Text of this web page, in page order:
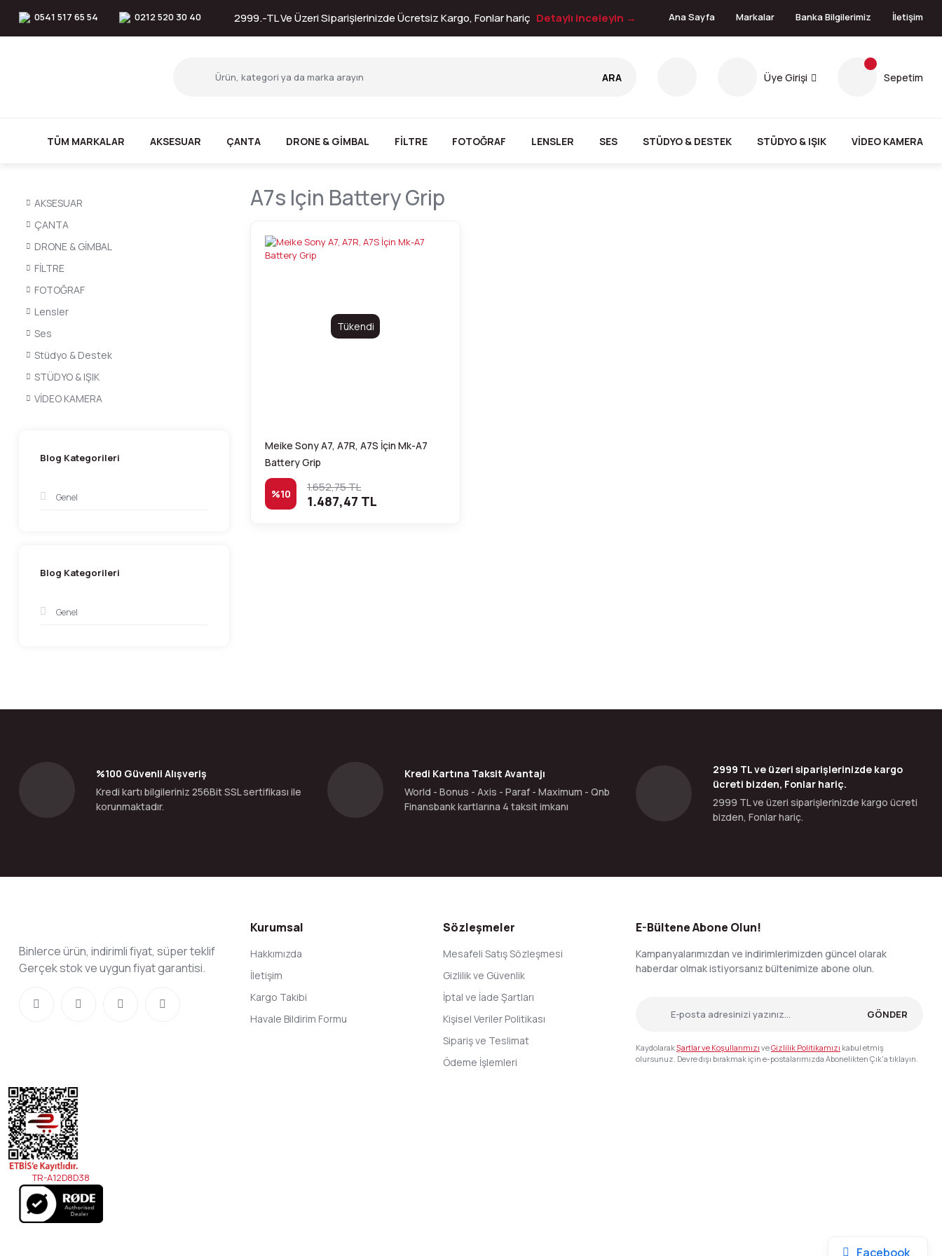
0541 517 65 54 0212 520 30 40 2999.-TL Ve Üzeri Siparişlerinizde Ücretsiz Kargo, Fonlar hariç Detaylı inceleyin → Ana Sayfa Markalar Banka Bilgilerimiz İletişim
ARA Üye Girişi Sepetim
TÜM MARKALAR AKSESUAR ÇANTA DRONE & GİMBAL FİLTRE FOTOĞRAF LENSLER SES STÜDYO & DESTEK STÜDYO & IŞIK VİDEO KAMERA
AKSESUAR
ÇANTA
DRONE & GİMBAL
FİLTRE
FOTOĞRAF
Lensler
Ses
Stüdyo & Destek
STÜDYO & IŞIK
VİDEO KAMERA
Blog Kategorileri
Genel
Blog Kategorileri
Genel
A7s Için Battery Grip
Tükendi
Meike Sony A7, A7R, A7S İçin Mk-A7
Battery Grip
%10 1.652,75 TL
1.487,47 TL
%100 Güvenli Alışveriş
Kredi kartı bilgileriniz 256Bit SSL sertifikası ile
korunmaktadır.
Kredi Kartına Taksit Avantajı
World - Bonus - Axis - Paraf - Maximum - Qnb
Finansbank kartlarına 4 taksit imkanı
2999 TL ve üzeri siparişlerinizde kargo
ücreti bizden, Fonlar hariç.
2999 TL ve üzeri siparişlerinizde kargo ücreti
bizden, Fonlar hariç.
Binlerce ürün, indirimli fiyat, süper teklif
Gerçek stok ve uygun fiyat garantisi.
Kurumsal
Hakkımızda
İletişim
Kargo Takibi
Havale Bildirim Formu
Sözleşmeler
Mesafeli Satış Sözleşmesi
Gizlilik ve Güvenlik
İptal ve İade Şartları
Kişisel Veriler Politikası
Sipariş ve Teslimat
Ödeme İşlemleri
E-Bültene Abone Olun!
Kampanyalarımızdan ve indirimlerimizden güncel olarak
haberdar olmak istiyorsanız bültenimize abone olun.
GÖNDER
KaydolarakŞartlar ve Koşullarımızı veGizlilik Politikamızı kabul etmiş
olursunuz. Devre dışı bırakmak için e-postalarımızda Abonelikten Çık'a tıklayın.
TR-A12D8D38
Facebook